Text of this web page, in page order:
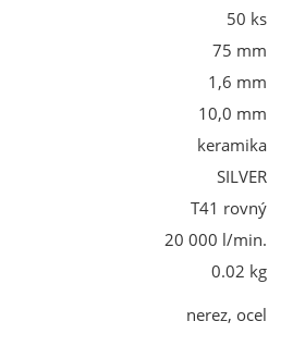
50 ks
75 mm
1,6 mm
10,0 mm
keramika
SILVER
T41 rovný
20 000 l/min.
0.02 kg
nerez, ocel